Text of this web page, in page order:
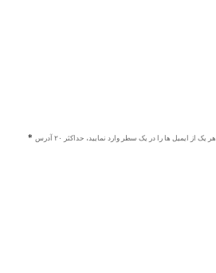
هر یک از ایمیل ها را در یک سطر وارد نمایید، حداکثر ۲۰ آدرس